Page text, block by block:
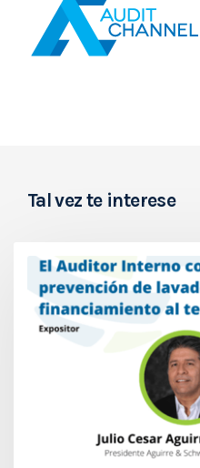
Tal vez te interese